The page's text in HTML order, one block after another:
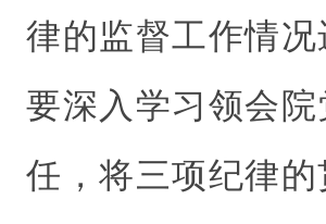
律的监督工作情
要深入学习领会
任，将三项纪律